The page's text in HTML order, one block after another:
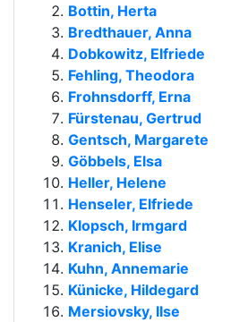
Bottin, Herta
Bredthauer, Anna
Dobkowitz, Elfriede
Fehling, Theodora
Frohnsdorff, Erna
Fürstenau, Gertrud
Gentsch, Margarete
Göbbels, Elsa
Heller, Helene
Henseler, Elfriede
Klopsch, Irmgard
Kranich, Elise
Kuhn, Annemarie
Künicke, Hildegard
Mersiovsky, Ilse